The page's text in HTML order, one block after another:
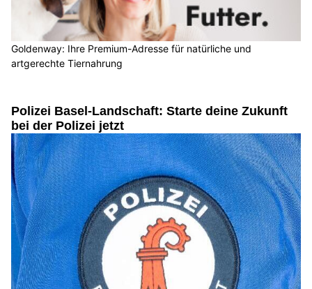
Goldenway: Ihre Premium-Adresse für natürliche und
artgerechte Tiernahrung
Polizei Basel-Landschaft: Starte deine Zukunft
bei der Polizei jetzt